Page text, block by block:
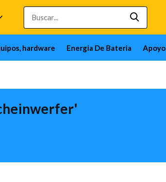
hardware Energia De Bateria Apoyo